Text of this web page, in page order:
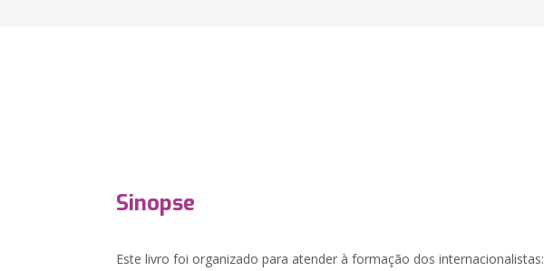
Sinopse
Este livro foi organizado para atender à formação dos